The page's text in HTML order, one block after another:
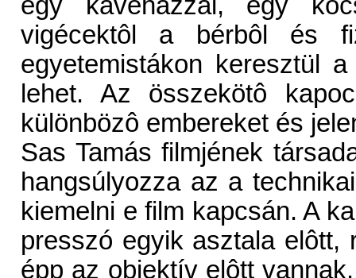
vigécektôl a bérbôl és
egyetemistákon keresztül
lehet. Az összekötô
különbözô embereket és
Sas Tamás filmjének
hangsúlyozza az a
kiemelni e film kapcsán. A
presszó egyik asztala elôtt,
épp az objektív elôtt